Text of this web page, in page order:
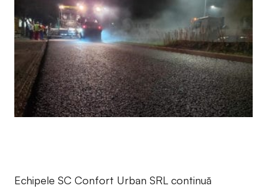
Echipele SC Confort Urban SRL continuă